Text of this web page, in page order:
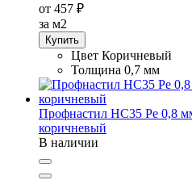
от 457 ₽
за м2
Купить
Цвет Коричневый
Толщина 0,7 мм
Профнастил НС35 Pe 0,8
коричневый
В наличии